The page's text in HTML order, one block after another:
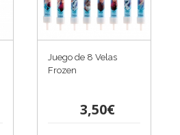
Juego de 8 Velas
Frozen
3,50€